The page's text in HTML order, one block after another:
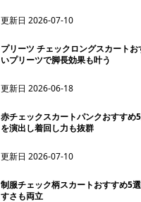
更新日2026-07-10
プリーツ チェックロングスカート
いプリーツで脚長効果も叶う
更新日2026-06-18
赤チェックスカートパンクおすすめ
を演出し着回し力も抜群
更新日2026-07-10
制服チェック柄スカートおすすめ5
すさも両立